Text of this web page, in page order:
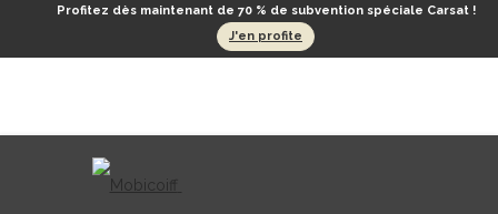
Profitez dès maintenant de 70 % de subvention spéciale Carsat !
J'en profite